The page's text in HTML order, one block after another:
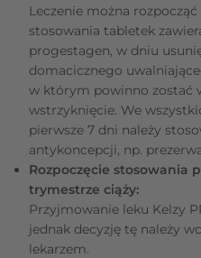
Leczenie można
stosowania tabletek
progestagen, w dniu
domacicznego
w którym powinno zostać
wstrzyknięcie. We
pierwsze 7 dni należy
antykoncepcji, np.
Rozpoczęcie stosowania
trymestrze ciąży:
Przyjmowanie leku Kelzy
jednak decyzję tę należy
lekarzem.